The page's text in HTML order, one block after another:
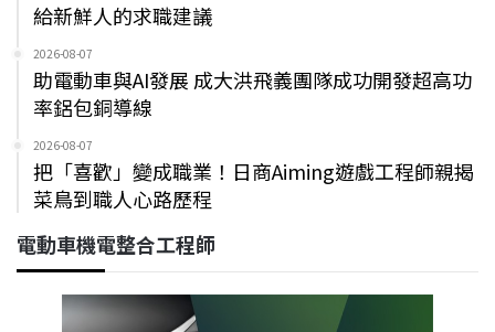
給新鮮人的求職建議
2026-08-07
助電動車與AI發展 成大洪飛義團隊成功開發超高功
率鋁包銅導線
2026-08-07
把「喜歡」變成職業！日商Aiming遊戲工程師親揭
菜鳥到職人心路歷程
電動車機電整合工程師